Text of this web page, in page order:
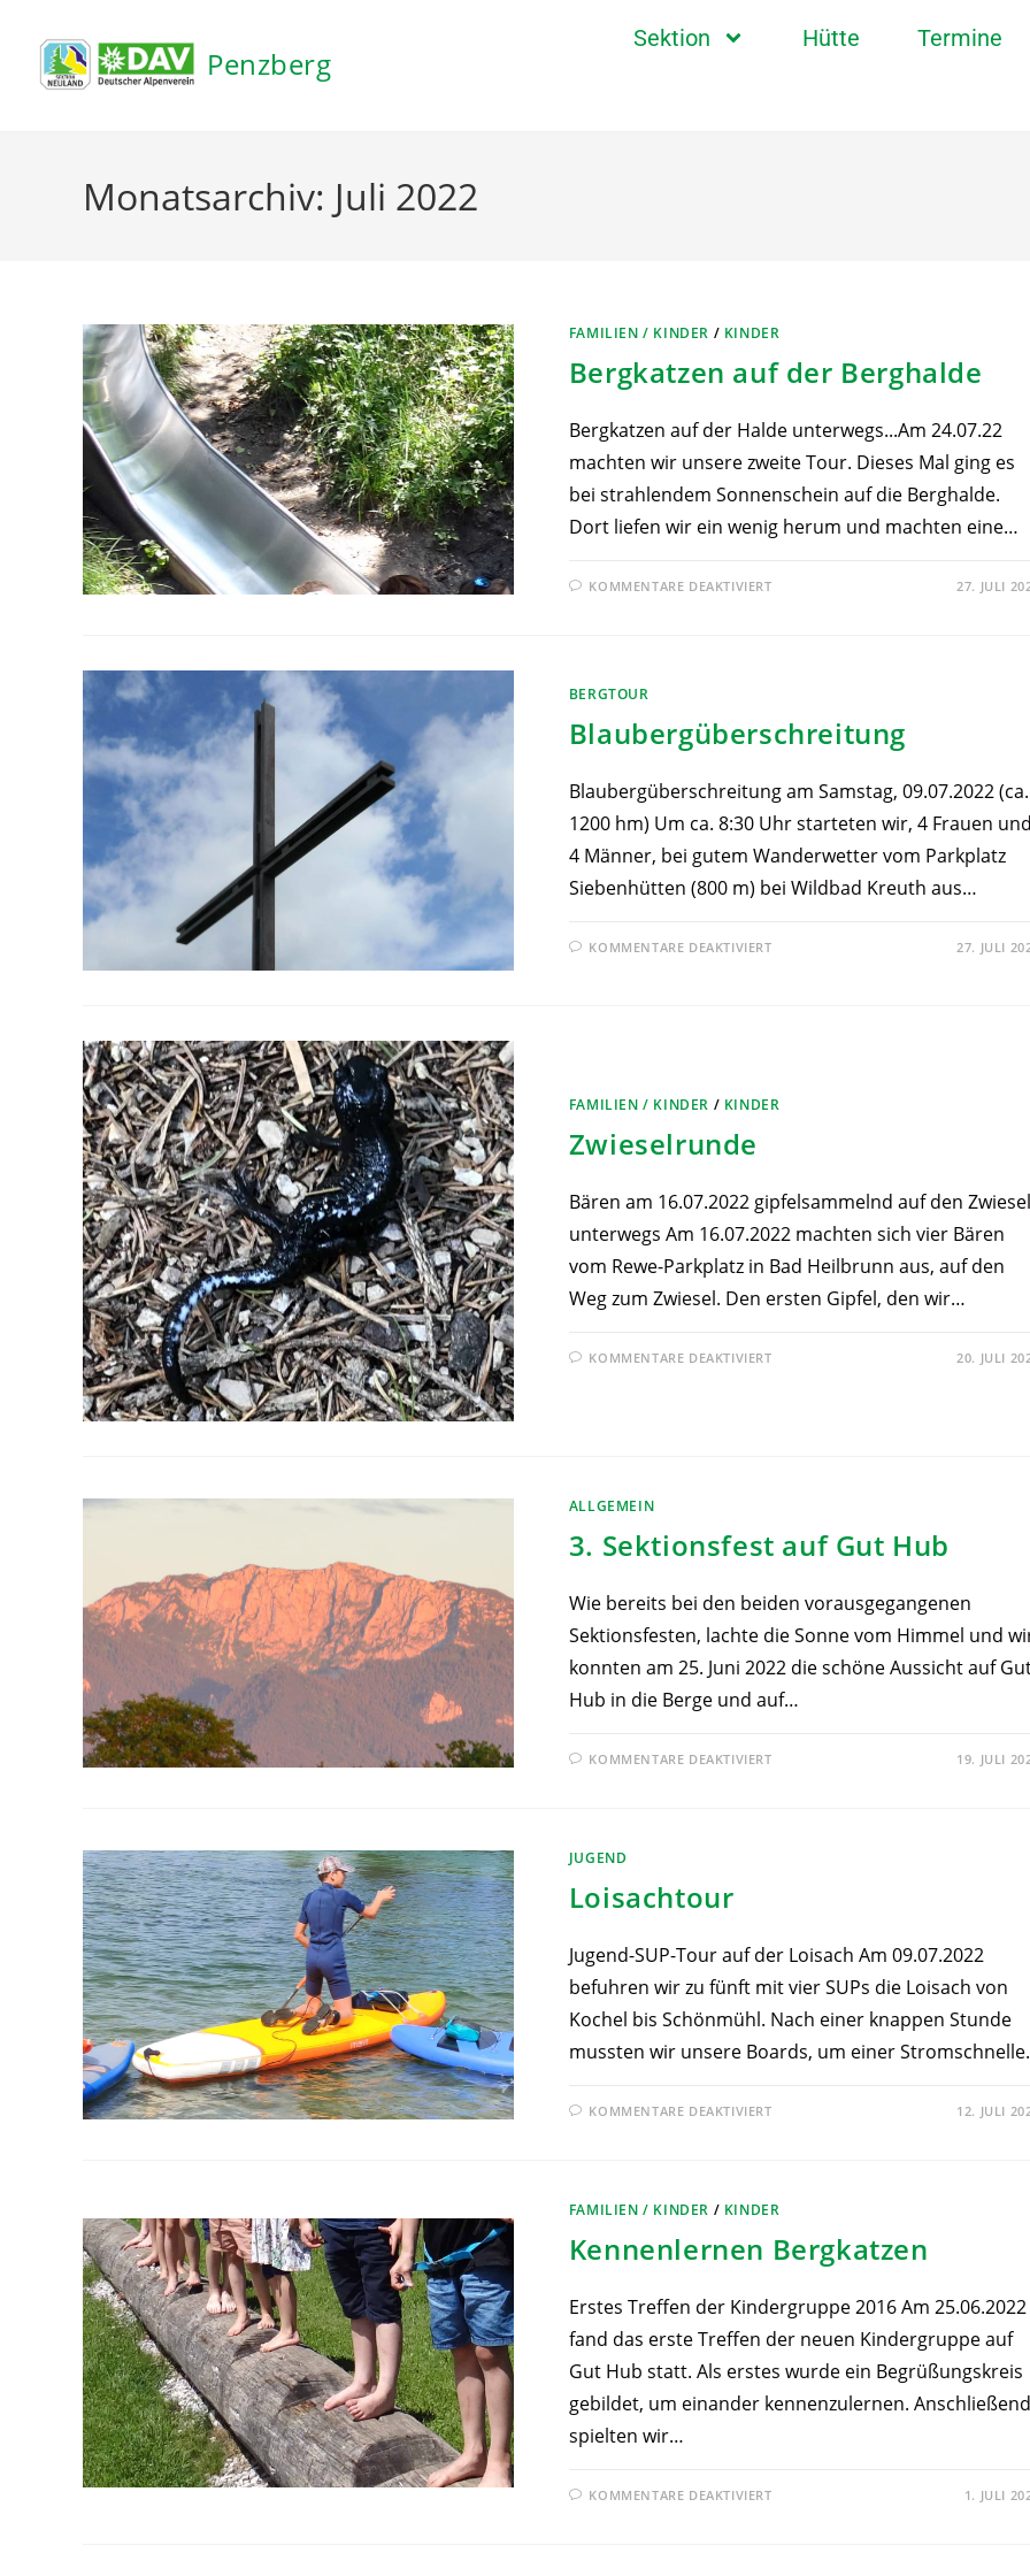
Penzberg
Sektion Hütte Termine
Monatsarchiv: Juli 2022
FAMILIEN / KINDER / KINDER
Bergkatzen auf der Berghalde
Bergkatzen auf der Halde unterwegs...Am 24.07.22
machten wir unsere zweite Tour. Dieses Mal ging es
bei strahlendem Sonnenschein auf die Berghalde.
Dort liefen wir ein wenig herum und machten eine…
KOMMENTARE DEAKTIVIERT 27. JULI
BERGTOUR
Blaubergüberschreitung
Blaubergüberschreitung am Samstag, 09.07.2022 (ca.
1200 hm) Um ca. 8:30 Uhr starteten wir, 4 Frauen und
4 Männer, bei gutem Wanderwetter vom Parkplatz
Siebenhütten (800 m) bei Wildbad Kreuth aus…
KOMMENTARE DEAKTIVIERT 27. JULI
FAMILIEN / KINDER / KINDER
Zwieselrunde
Bären am 16.07.2022 gipfelsammelnd auf den Zwiesel
unterwegs Am 16.07.2022 machten sich vier Bären
vom Rewe-Parkplatz in Bad Heilbrunn aus, auf den
Weg zum Zwiesel. Den ersten Gipfel, den wir…
KOMMENTARE DEAKTIVIERT 20. JULI
ALLGEMEIN
3. Sektionsfest auf Gut Hub
Wie bereits bei den beiden vorausgegangenen
Sektionsfesten, lachte die Sonne vom Himmel und
konnten am 25. Juni 2022 die schöne Aussicht auf
Hub in die Berge und auf…
KOMMENTARE DEAKTIVIERT 19. JULI
JUGEND
Loisachtour
Jugend-SUP-Tour auf der Loisach Am 09.07.2022
befuhren wir zu fünft mit vier SUPs die Loisach von
Kochel bis Schönmühl. Nach einer knappen Stunde
mussten wir unsere Boards, um einer
KOMMENTARE DEAKTIVIERT 12. JULI
FAMILIEN / KINDER / KINDER
Kennenlernen Bergkatzen
Erstes Treffen der Kindergruppe 2016 Am 25.06.2022
fand das erste Treffen der neuen Kindergruppe auf
Gut Hub statt. Als erstes wurde ein Begrüßungskreis
gebildet, um einander kennenzulernen. Anschließend
spielten wir…
KOMMENTARE DEAKTIVIERT 1. JULI